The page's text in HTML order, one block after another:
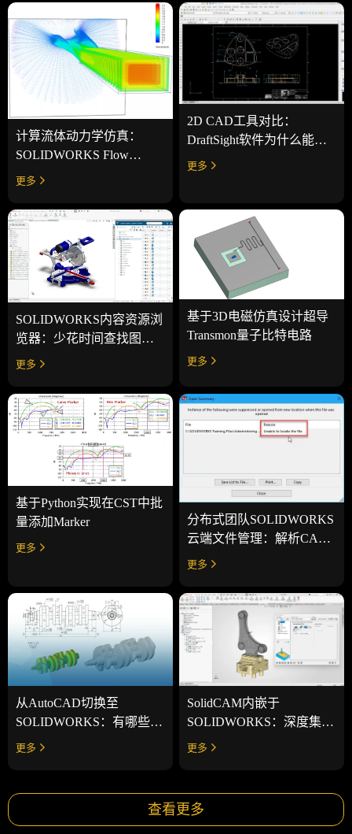
计算流体动力学仿真：
SOLIDWORKS Flow
Simulation基于通风效率验
更多
2D CAD工具对比：
DraftSight软件为什么能适
配二维图纸全流程
更多
SOLIDWORKS内容资源浏
览器：少花时间查找图
纸，专注产品设计
更多
基于3D电磁仿真设计超导
Transmon量子比特电路
更多
基于Python实现在CST中批
量添加Marker
更多
分布式团队SOLIDWORKS
云端文件管理：解析CAD
感知型与非CAD感知型系
更多
从AutoCAD切换至
SOLIDWORKS：有哪些变
化以及与如何实施？
更多
SolidCAM内嵌于
SOLIDWORKS：深度集成
CAD究竟能带来哪些实际
更多
查看更多